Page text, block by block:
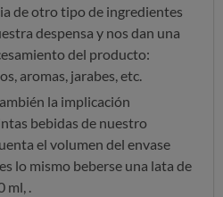
de otro tipo de ingredientes
despensa y nos dan una
del producto:
aromas, jarabes, etc.
la implicación
bebidas de nuestro
el volumen del envase
lo mismo beberse una lata de
ml, .